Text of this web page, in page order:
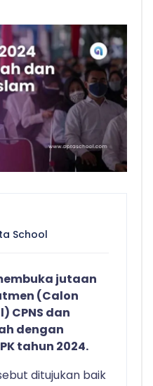
School
jutaan
(Calon
CPNS dan
dengan
tahun 2024.
ditujukan baik